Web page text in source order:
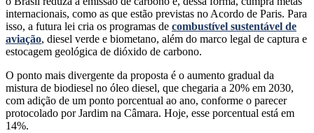
internacionais, como as que estão previstas no Acordo de Paris. Para
isso, a futura lei cria os programas de combustível sustentável de
aviação, diesel verde e biometano, além do marco legal de captura e
estocagem geológica de dióxido de carbono.
O ponto mais divergente da proposta é o aumento gradual da
mistura de biodiesel no óleo diesel, que chegaria a 20% em 2030,
com adição de um ponto porcentual ao ano, conforme o parecer
protocolado por Jardim na Câmara. Hoje, esse porcentual está em
14%.